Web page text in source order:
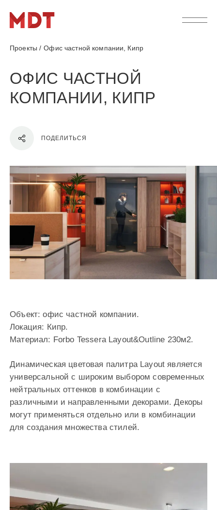
Проекты / Офис частной компании, Кипр
ОФИС ЧАСТНОЙ
КОМПАНИИ, КИПР
ПОДЕЛИТЬСЯ
Объект: офис частной компании.
Локация: Кипр.
Материал: Forbo Tessera Layout&Outline 230м2.
Динамическая цветовая палитра Layout является
универсальной с широким выбором современных
нейтральных оттенков в комбинации с
различными и направленными декорами. Декоры
могут применяться отдельно или в комбинации
для создания множества стилей.